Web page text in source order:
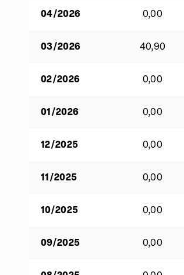
04/2026 0,00
03/2026 40,90
02/2026 0,00
01/2026 0,00
12/2025 0,00
11/2025 0,00
10/2025 0,00
09/2025 0,00